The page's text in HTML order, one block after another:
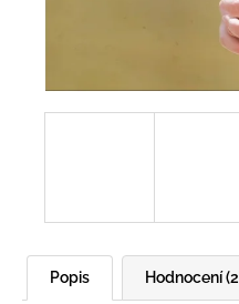
Popis Hodnocení